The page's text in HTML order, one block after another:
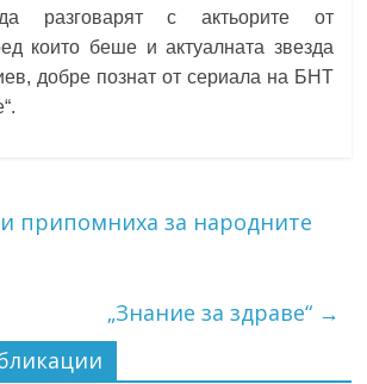
разговарят с актьорите от
които беше и актуалната звезда
добре познат от сериала на БНТ
припомниха за народните
„Знание за здраве“ →